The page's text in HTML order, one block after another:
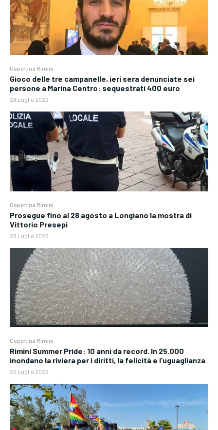
Copertina Rimini
Gioco delle tre campanelle, ieri sera denunciate sei
persone a Marina Centro: sequestrati 400 euro
28 Luglio 2026
Copertina Rimini
Prosegue fino al 28 agosto a Longiano la mostra di
Vittorio Presepi
28 Luglio 2026
Copertina Rimini
Rimini Summer Pride: 10 anni da record. In 25.000
inondano la riviera per i diritti, la felicità e l’uguaglianza
25 Luglio 2026